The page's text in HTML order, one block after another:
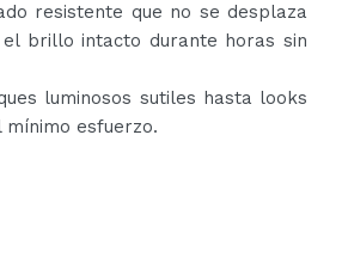
resistente que no se desplaza
brillo intacto durante horas sin
luminosos sutiles hasta looks
esfuerzo.